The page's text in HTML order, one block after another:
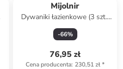
Mijolnir
Dywaniki łazienkowe (3 szt.)
"Wonder" w kolorze zielonym
-66%
76,95 zł
Cena producenta: 230,51 zł*